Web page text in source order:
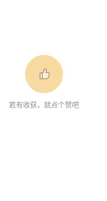
若有收获，就点个赞吧